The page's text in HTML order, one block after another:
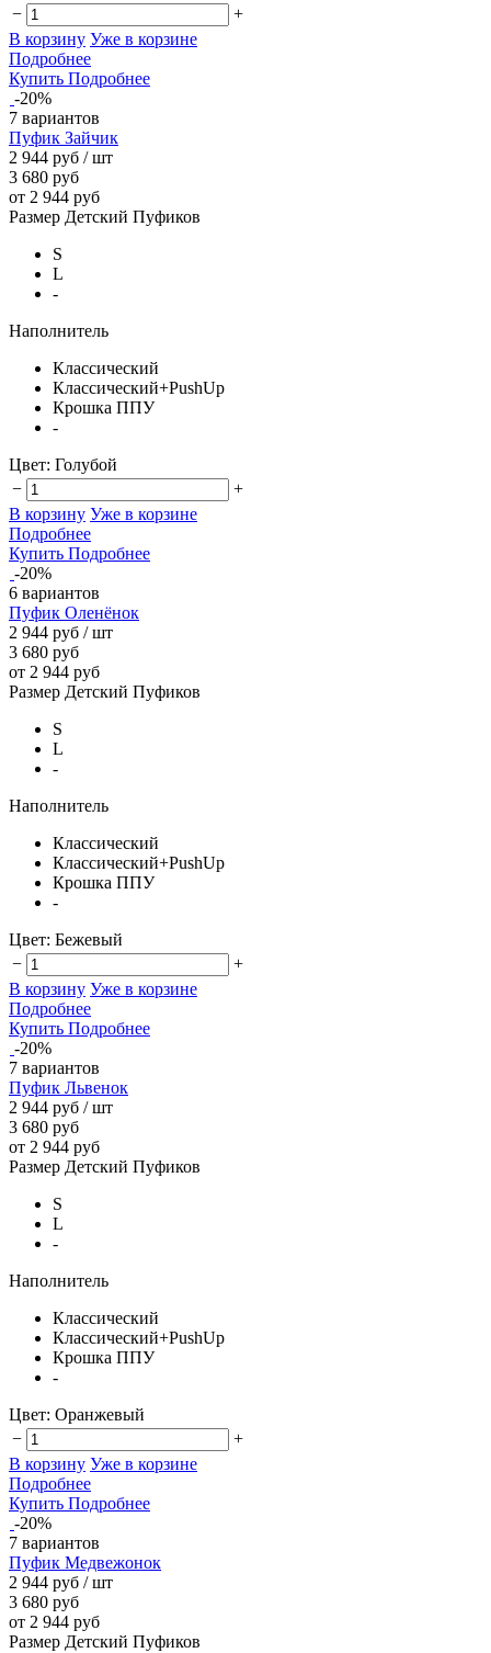
−
+
В корзину Уже в корзине
Подробнее
Купить Подробнее
-20%
7 вариантов
Пуфик Зайчик
2 944 руб / шт
3 680 руб
от 2 944 руб
Размер Детский Пуфиков
S
L
-
Наполнитель
Классический
Классический+PushUp
Крошка ППУ
-
Цвет: Голубой
−
+
В корзину Уже в корзине
Подробнее
Купить Подробнее
-20%
6 вариантов
Пуфик Оленёнок
2 944 руб / шт
3 680 руб
от 2 944 руб
Размер Детский Пуфиков
S
L
-
Наполнитель
Классический
Классический+PushUp
Крошка ППУ
-
Цвет: Бежевый
−
+
В корзину Уже в корзине
Подробнее
Купить Подробнее
-20%
7 вариантов
Пуфик Львенок
2 944 руб / шт
3 680 руб
от 2 944 руб
Размер Детский Пуфиков
S
L
-
Наполнитель
Классический
Классический+PushUp
Крошка ППУ
-
Цвет: Оранжевый
−
+
В корзину Уже в корзине
Подробнее
Купить Подробнее
-20%
7 вариантов
Пуфик Медвежонок
2 944 руб / шт
3 680 руб
от 2 944 руб
Размер Детский Пуфиков